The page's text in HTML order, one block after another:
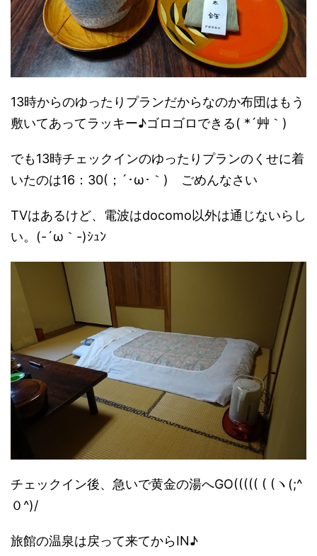
13時からのゆったりプランだからなのか布団はもう
敷いてあってラッキー♪ゴロゴロできる( *´艸｀)
でも13時チェックインのゆったりプランのくせに着
いたのは16：30(；´･ω･｀)ゞごめんなさい
TVはあるけど、電波はdocomo以外は通じないらし
い。(-´ω｀-)ｼｭﾝ
チェックイン後、急いで黄金の湯へGO((((( ( (ヽ(;^
０^)/
旅館の温泉は戻って来てからIN♪